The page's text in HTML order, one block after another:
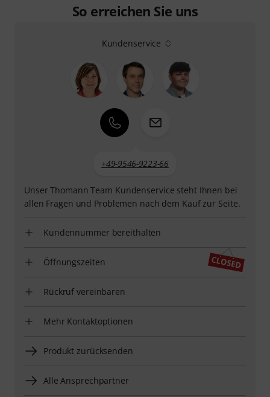
So erreichen Sie uns
Kundenservice
+49-9546-9223-66
Unser Thomann Team Kundenservice steht Ihnen bei
allen Fragen und Problemen nach dem Kauf zur Seite.
Kundennummer bereithalten
Öffnungszeiten
Rückruf vereinbaren
Mehr Kontaktoptionen
Produkt zurücksenden
Alle Ansprechpartner